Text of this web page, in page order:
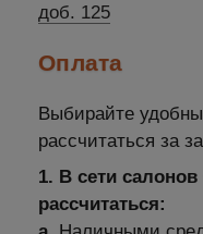
доб. 125
Оплата
Выбирайте
рассчитаться за
1. В сети
рассчитаться: